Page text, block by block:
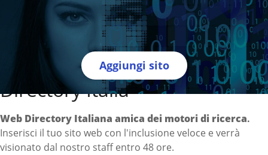
Aggiungi sito
Directory Italia
Web Directory Italiana amica dei motori di ricerca.
Inserisci il tuo sito web con l'inclusione veloce e verrà
visionato dal nostro staff entro 48 ore.